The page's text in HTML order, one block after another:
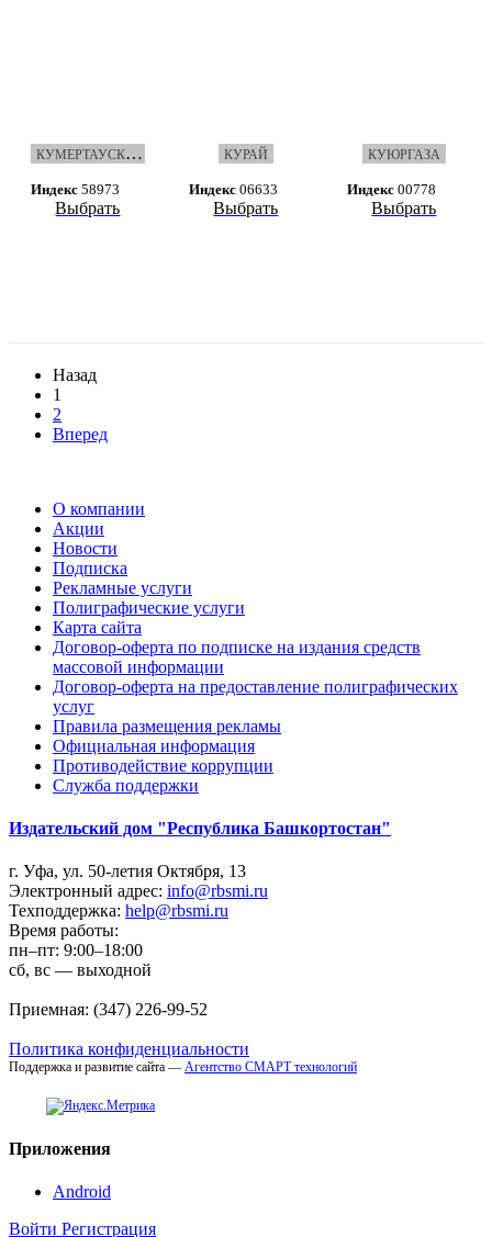
К
УМЕРТАУСКОЕ ВРЕМЯ
Индекс 58973
Выбрать
КУРАЙ
Индекс 06633
Выбрать
КУЮРГАЗА
Индекс 00778
Выбрать
Назад
1
2
Вперед
О компании
Акции
Новости
Подписка
Рекламные услуги
Полиграфические услуги
Карта сайта
Договор-оферта по подписке на издания средств
массовой информации
Договор-оферта на предоставление полиграфических
услуг
Правила размещения рекламы
Официальная информация
Противодействие коррупции
Cлужба поддержки
Издательский дом "Республика Башкортостан"
г. Уфа, ул. 50-летия Октября, 13
Электронный адрес: info@rbsmi.ru
Техподдержка: help@rbsmi.ru
Время работы:
пн–пт: 9:00–18:00
сб, вс — выходной
Приемная: (347) 226-99-52
Политика конфиденциальности
Поддержка и развитие сайта — Агентство СМАРТ технологий
Приложения
Android
Войти Регистрация